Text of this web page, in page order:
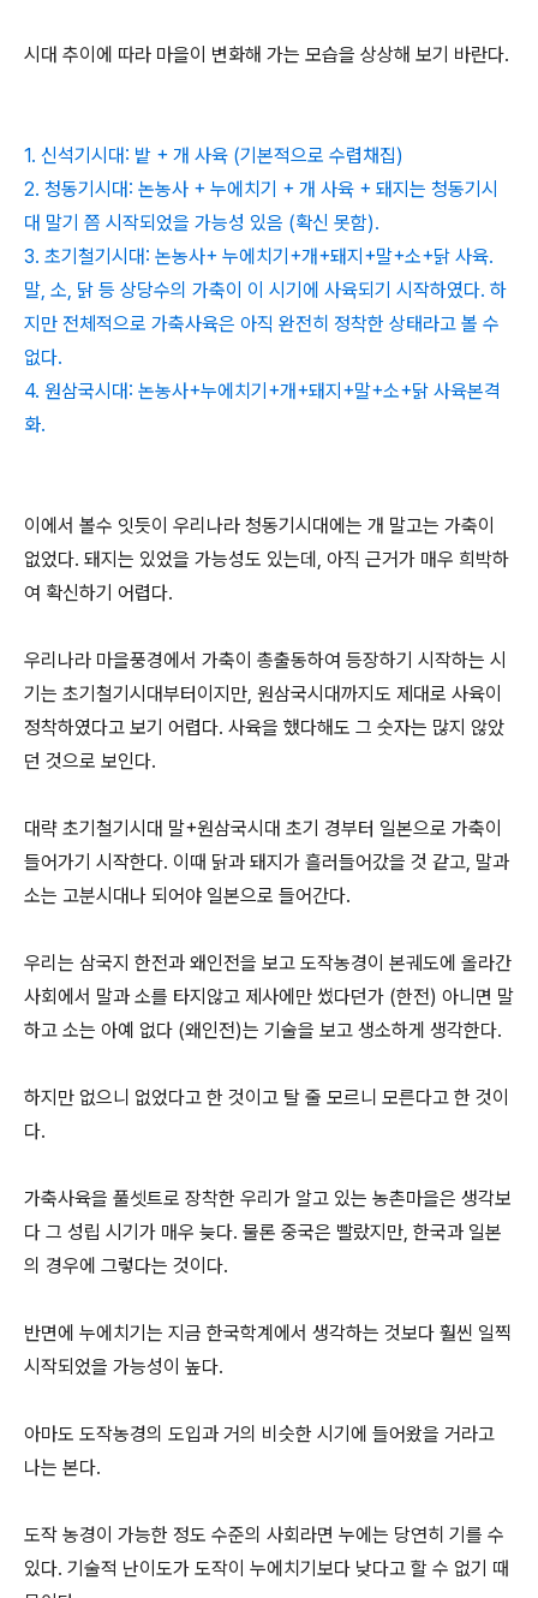
시대 추이에 따라 마을이 변화해 가는 모습을 상상해 보기 바란다.
1. 신석기시대: 밭 + 개 사육 (기본적으로 수렵채집)
2. 청동기시대: 논농사 + 누에치기 + 개 사육 + 돼지는 청동기시
대 말기 쯤 시작되었을 가능성 있음 (확신 못함).
3. 초기철기시대: 논농사+ 누에치기+개+돼지+말+소+닭 사육.
말, 소, 닭 등 상당수의 가축이 이 시기에 사육되기 시작하였다. 하
지만 전체적으로 가축사육은 아직 완전히 정착한 상태라고 볼 수
없다.
4. 원삼국시대: 논농사+누에치기+개+돼지+말+소+닭 사육본격
화.
이에서 볼수 잇듯이 우리나라 청동기시대에는 개 말고는 가축이
없었다. 돼지는 있었을 가능성도 있는데, 아직 근거가 매우 희박하
여 확신하기 어렵다.
우리나라 마을풍경에서 가축이 총출동하여 등장하기 시작하는 시
기는 초기철기시대부터이지만, 원삼국시대까지도 제대로 사육이
정착하였다고 보기 어렵다. 사육을 했다해도 그 숫자는 많지 않았
던 것으로 보인다.
대략 초기철기시대 말+원삼국시대 초기 경부터 일본으로 가축이
들어가기 시작한다. 이때 닭과 돼지가 흘러들어갔을 것 같고, 말과
소는 고분시대나 되어야 일본으로 들어간다.
우리는 삼국지 한전과 왜인전을 보고 도작농경이 본궤도에 올라간
사회에서 말과 소를 타지않고 제사에만 썼다던가 (한전) 아니면 말
하고 소는 아예 없다 (왜인전)는 기술을 보고 생소하게 생각한다.
하지만 없으니 없었다고 한 것이고 탈 줄 모르니 모른다고 한 것이
다.
가축사육을 풀셋트로 장착한 우리가 알고 있는 농촌마을은 생각보
다 그 성립 시기가 매우 늦다. 물론 중국은 빨랐지만, 한국과 일본
의 경우에 그렇다는 것이다.
반면에 누에치기는 지금 한국학계에서 생각하는 것보다 훨씬 일찍
시작되었을 가능성이 높다.
아마도 도작농경의 도입과 거의 비슷한 시기에 들어왔을 거라고
나는 본다.
도작 농경이 가능한 정도 수준의 사회라면 누에는 당연히 기를 수
있다. 기술적 난이도가 도작이 누에치기보다 낮다고 할 수 없기 때